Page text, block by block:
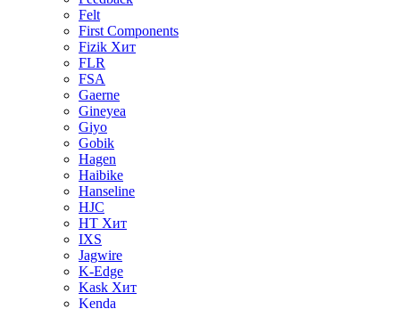
Felt
First Components
Fizik Хит
FLR
FSA
Gaerne
Gineyea
Giyo
Gobik
Hagen
Haibike
Hanseline
HJC
HT Хит
IXS
Jagwire
K-Edge
Kask Хит
Kenda